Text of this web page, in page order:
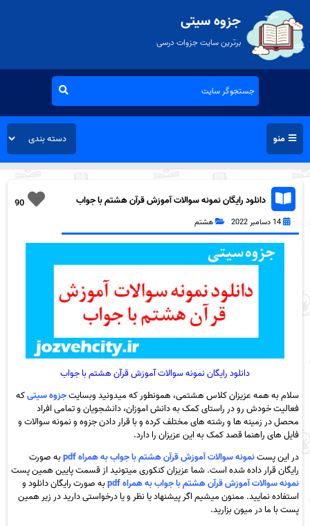
جزوه سیتی
برترین سایت جزوات درسی
منو
90
دانلود رایگان نمونه سوالات آموزش قرآن هشتم با جواب
14 دسامبر 2022 هشتم
دانلود رایگان نمونه سوالات آموزش قرآن هشتم با جواب
سلام به همه عزیزان کلاس هشتمی، همونطور که میدونید وبسایتجزوه سیتیکه
فعالیت خودش رو در راستای کمک به دانش اموزان، دانشجویان و تمامی افراد
محصل در زمینه ها و رشته های مختلف کرده و با قرار دادن جزوه و نمونه سوالات و
فایل های راهنما قصد کمک به این عزیزان را دارد.
در این پستنمونه سوالات آموزش قرآن هشتم با جواب به همراه pdf
به صورت
رایگان قرار داده شده است. شما عزیزان کنکوری میتونید از قسمت پایین همین پست
نمونه سوالات آموزش قرآن هشتم با جواب به همراه pdf
به صورت رایگان دانلود و
استفاده نمایید. ممنون میشیم اگر پیشنهاد یا نظر و یا درخواستی دارید در زیر همین
پست با ما در میون بزارید.